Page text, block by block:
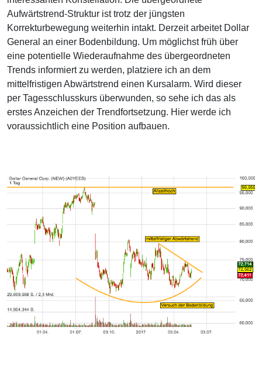
Aufwärtstrend-Struktur ist trotz der jüngsten
Korrekturbewegung weiterhin intakt. Derzeit arbeitet Dollar
General an einer Bodenbildung. Um möglichst früh über
eine potentielle Wiederaufnahme des übergeordneten
Trends informiert zu werden, platziere ich an dem
mittelfristigen Abwärtstrend einen Kursalarm. Wird dieser
per Tagesschlusskurs überwunden, so sehe ich das als
erstes Anzeichen der Trendfortsetzung. Hier werde ich
voraussichtlich eine Position aufbauen.